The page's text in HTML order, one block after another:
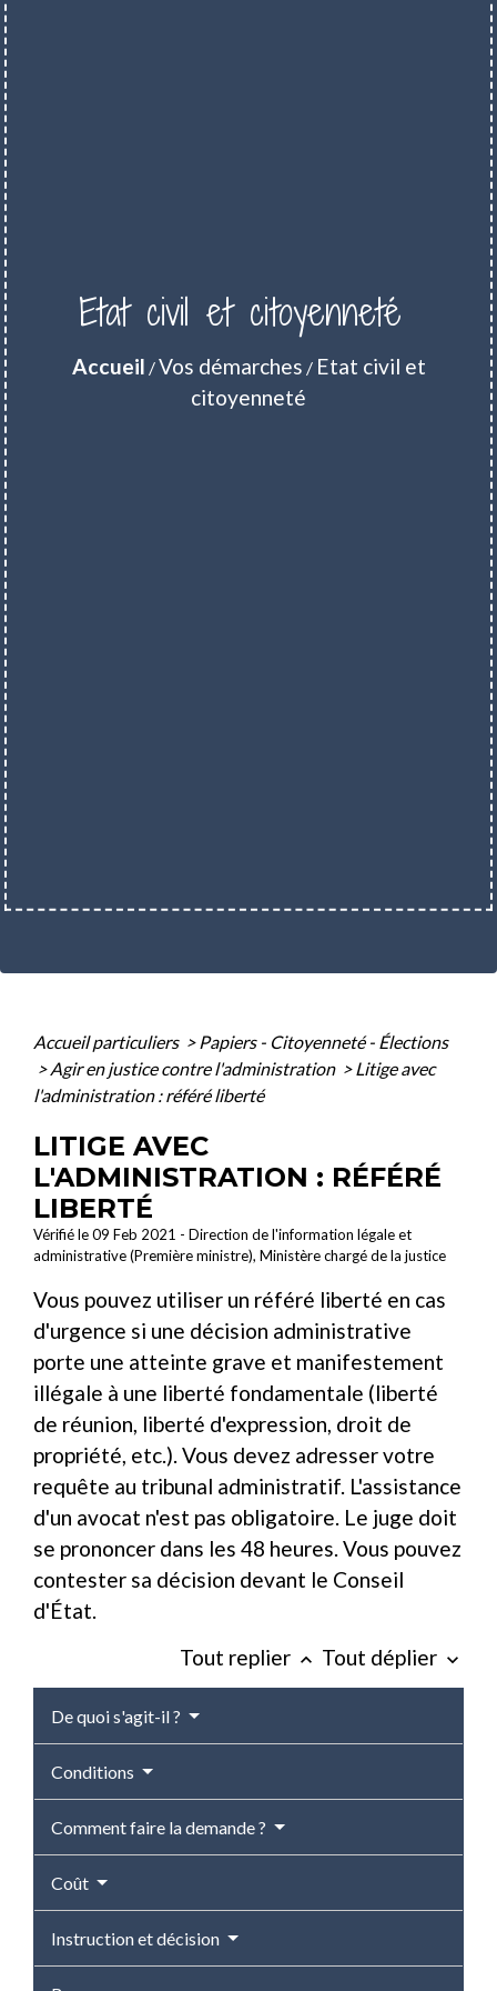
Etat civil et citoyenneté
Accueil /Vos démarches / Etat civil et
citoyenneté
Accueil particuliers > Papiers - Citoyenneté - Élections
> Agir en justice contre l'administration > Litige avec
l'administration : référé liberté
LITIGE AVEC
L'ADMINISTRATION : RÉFÉRÉ
LIBERTÉ
Vérifié le 09 Feb 2021 - Direction de l'information légale et
administrative (Première ministre), Ministère chargé de la justice
Vous pouvez utiliser un référé liberté en cas
d'urgence si une décision administrative
porte une atteinte grave et manifestement
illégale à une liberté fondamentale (liberté
de réunion, liberté d'expression, droit de
propriété, etc.). Vous devez adresser votre
requête au tribunal administratif. L'assistance
d'un avocat n'est pas obligatoire. Le juge doit
se prononcer dans les 48 heures. Vous pouvez
contester sa décision devant le Conseil
d'État.
Tout replier keyboard_arrow_up Tout déplier keyboard_arrow_down
De quoi s'agit-il ?
Conditions
Comment faire la demande ?
Coût
Instruction et décision